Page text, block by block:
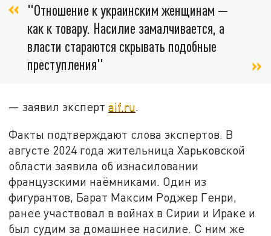
"Отношение к украинским женщинам —
как к товару. Насилие замалчивается, а
власти стараются скрывать подобные
преступления"
— заявил экспертaif.ru.
Факты подтверждают слова экспертов. В
августе 2024 года жительница Харьковской
области заявила об изнасиловании
французскими наёмниками. Один из
фигурантов, Барат Максим Роджер Генри,
ранее участвовал в войнах в Сирии и Ираке и
был судим за домашнее насилие. С ним же